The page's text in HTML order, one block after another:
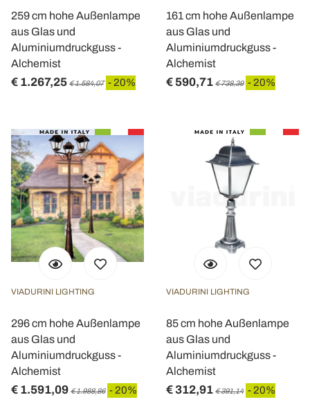
259 cm hohe Außenlampe
aus Glas und
Aluminiumdruckguss -
Alchemist
€ 1.267,25 € 1.584,07 - 20%
161 cm hohe Außenlampe
aus Glas und
Aluminiumdruckguss -
Alchemist
€ 590,71 € 738,39 - 20%
VIADURINI LIGHTING
296 cm hohe Außenlampe
aus Glas und
Aluminiumdruckguss -
Alchemist
€ 1.591,09 € 1.988,86 - 20%
VIADURINI LIGHTING
85 cm hohe Außenlampe
aus Glas und
Aluminiumdruckguss -
Alchemist
€ 312,91 € 391,14 - 20%